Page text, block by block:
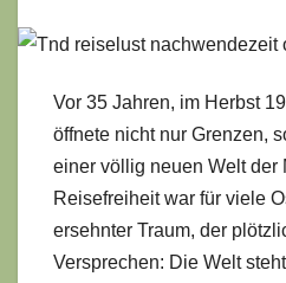
Vor 35 Jahren, im Herbst
öffnete nicht nur Grenzen,
einer völlig neuen Welt der
Reisefreiheit war für viele
ersehnter Traum, der
Versprechen: Die Welt